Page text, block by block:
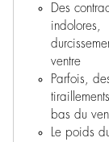
Des
indolores,
ventre
Parfois,
bas du
Le poids